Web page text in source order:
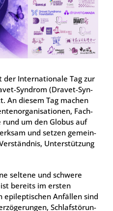
der Inter­na­tio­na­le Tag zur
Syn­drom (Dra­vet-Syn­
An die­sem Tag machen
Fach­
um den Glo­bus auf
und set­zen gemein­
Unter­stüt­zung
sel­te­ne und schwe­re
bereits im ers­ten
epi­lep­ti­schen Anfäl­len sind
Schlaf­stö­run­